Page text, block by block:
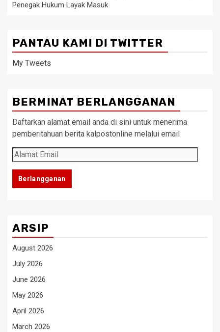
Penegak Hukum Layak Masuk
PANTAU KAMI DI TWITTER
My Tweets
BERMINAT BERLANGGANAN
Daftarkan alamat email anda di sini untuk menerima
pemberitahuan berita kalpostonline melalui email
Alamat
Email
Berlangganan
ARSIP
August 2026
July 2026
June 2026
May 2026
April 2026
March 2026